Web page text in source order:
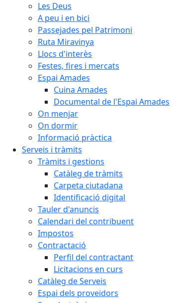
Les Deus
A peu i en bici
Passejades pel Patrimoni
Ruta Miravinya
Llocs d'interès
Festes, fires i mercats
Espai Amades
Cuina Amades
Documental de l'Espai Amades
On menjar
On dormir
Informació pràctica
Serveis i tràmits
Tràmits i gestions
Catàleg de tràmits
Carpeta ciutadana
Identificació digital
Tauler d'anuncis
Calendari del contribuent
Impostos
Contractació
Perfil del contractant
Licitacions en curs
Catàleg de Serveis
Espai dels proveïdors